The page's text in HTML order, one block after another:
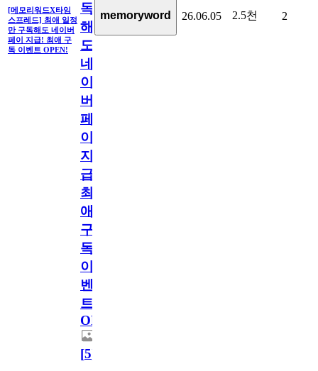
[메모리워드X타임
스프레드] 최애 일정
만 구독해도 네이버
페이 지급! 최애 구
독 이벤트 OPEN!
독
해
도
네
이
버
페
이
지
급!
최
애
구
독
이
벤
트
OPEN!
[5]
memoryword 26.06.05 2.5천 2